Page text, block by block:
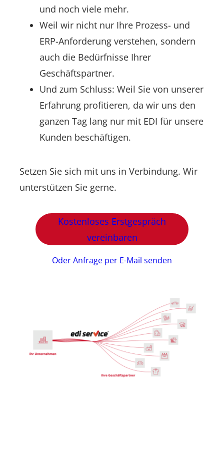
und noch viele mehr.
Weil wir nicht nur Ihre Prozess- und
ERP-Anforderung verstehen, sondern
auch die Bedürfnisse Ihrer
Geschäftspartner.
Und zum Schluss: Weil Sie von unserer
Erfahrung profitieren, da wir uns den
ganzen Tag lang nur mit EDI für unsere
Kunden beschäftigen.
Setzen Sie sich mit uns in Verbindung. Wir
unterstützen Sie gerne.
Kostenloses Erstgespräch
vereinbaren
Oder Anfrage per E-Mail senden